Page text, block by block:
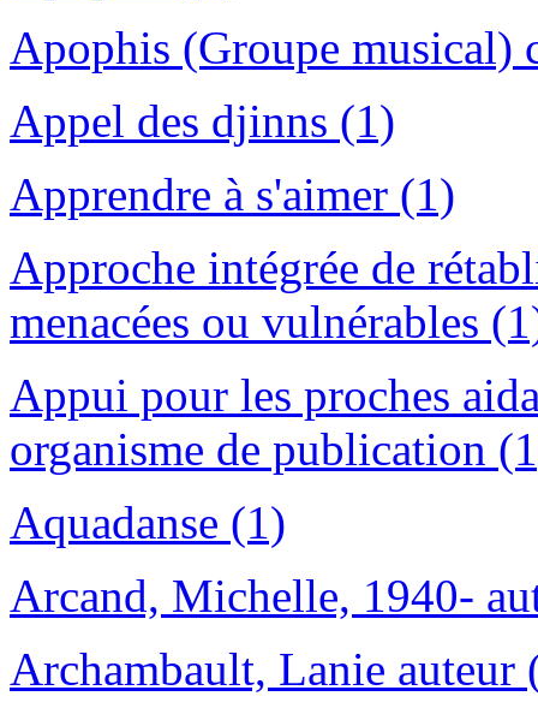
Apophis (Groupe musical)
Appel des djinns (1)
Apprendre à s'aimer (1)
Approche intégrée de
menacées ou vulnérables
Appui pour les proches
organisme de publication
Aquadanse (1)
Arcand, Michelle, 1940-
Archambault, Lanie auteur